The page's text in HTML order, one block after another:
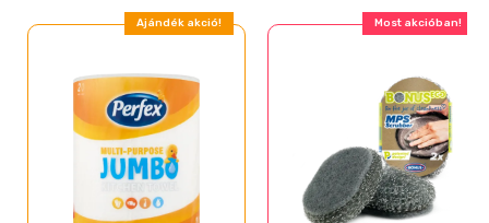
Ajándék akció! Most akcióban!